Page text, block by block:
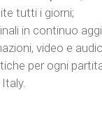
tutti i giorni;
in continuo
video e
per ogni